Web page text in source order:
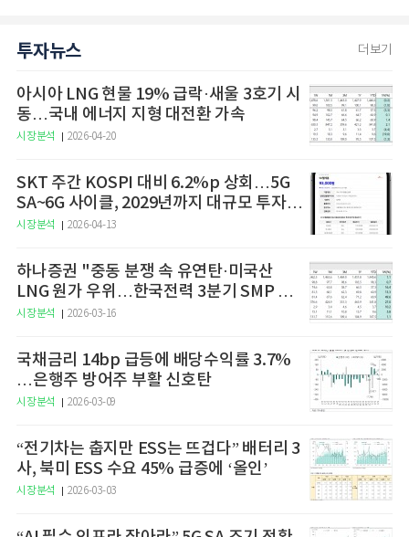
투자뉴스 더보기
아시아 LNG 현물 19% 급락·새울 3호기 시
동…국내 에너지 지형 대전환 가속
시장분석 2026-04-20
SKT 주간 KOSPI 대비 6.2%p 상회…5G
SA~6G 사이클, 2029년까지 대규모 투자
예고
시장분석 2026-04-13
하나증권 "중동 분쟁 속 유연탄·미국산
LNG 원가 우위…한국전력 3분기 SMP 상
승 전망"
시장분석 2026-03-16
국채금리 14bp 급등에 배당수익률 3.7%
…은행주 방어주 부활 신호탄
시장분석 2026-03-09
“전기차는 춥지만 ESS는 뜨겁다” 배터리 3
사, 북미 ESS 수요 45% 급증에 ‘올인’
시장분석 2026-03-03